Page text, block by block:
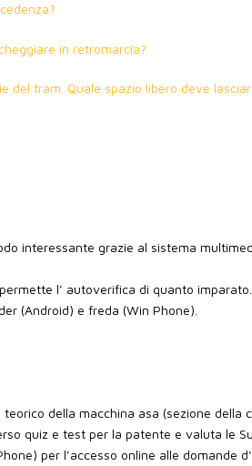
in retromarcia?
del tram. Quale spazio libero deve
interessante grazie al sistema
l’ autoverifica di quanto imparato.
(Android) e freda (Win Phone).
della macchina asa (sezione della
quiz e test per la patente e valuta le
per l’accesso online alle domande